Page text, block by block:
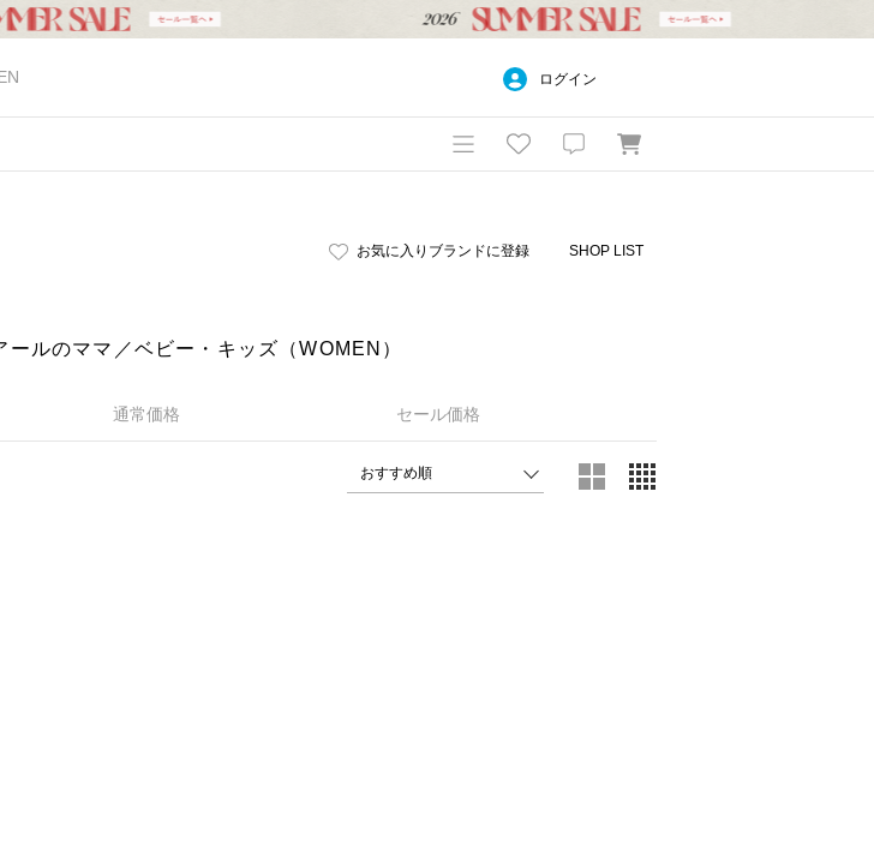
ログイン
お気に入りブランドに登録 SHOP LIST
ルのママ／ベビー・キッズ（WOMEN）
通常価格 セール価格